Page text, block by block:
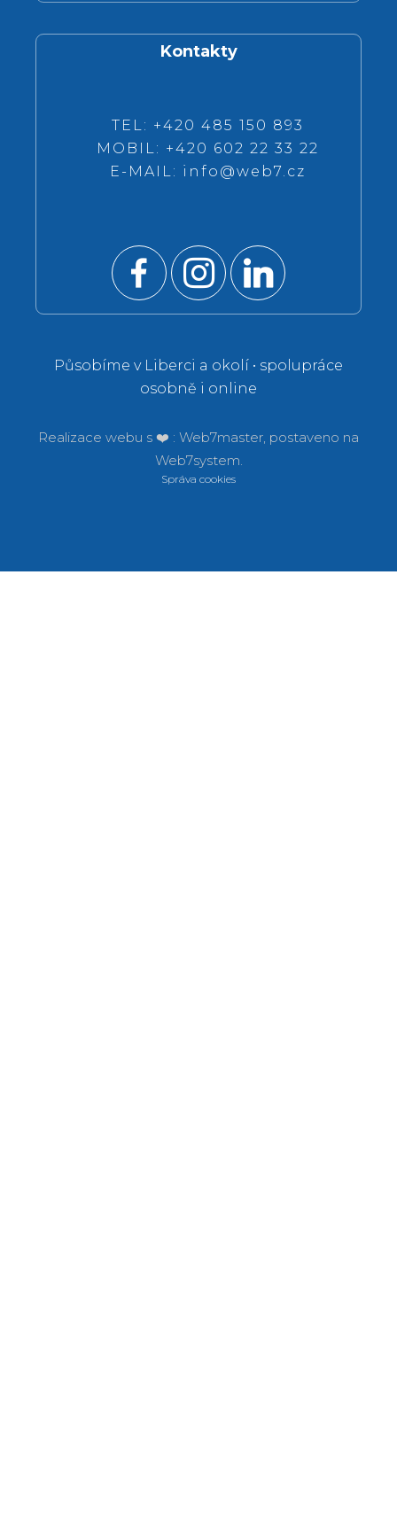
Kontakty
TEL: +420 485 150 893
MOBIL: +420 602 22 33 22
E-MAIL: info@web7.cz
Působíme v Liberci a okolí • spolupráce
osobně i online
Realizace webu s ❤️ : Web7master, postaveno na
Web7system.
Správa cookies